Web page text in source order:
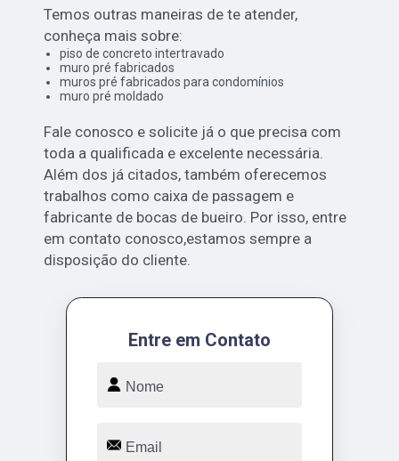
Temos outras maneiras de te atender,
conheça mais sobre:
piso de concreto intertravado
muro pré fabricados
muros pré fabricados para condomínios
muro pré moldado
Fale conosco e solicite já o que precisa com
toda a qualificada e excelente necessária.
Além dos já citados, também oferecemos
trabalhos como caixa de passagem e
fabricante de bocas de bueiro. Por isso, entre
em contato conosco,estamos sempre a
disposição do cliente.
Entre em Contato